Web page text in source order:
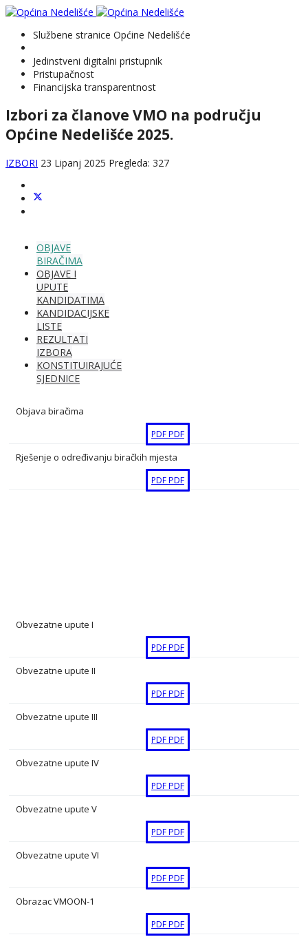
Službene stranice Općine Nedelišće
Jedinstveni digitalni pristupnik
Pristupačnost
Financijska transparentnost
Izbori za članove VMO na području
Općine Nedelišće 2025.
IZBORI 23 Lipanj 2025 Pregleda: 327
OBJAVE
BIRAČIMA
OBJAVE I
UPUTE
KANDIDATIMA
KANDIDACIJSKE
LISTE
REZULTATI
IZBORA
KONSTITUIRAJUĆE
SJEDNICE
Objava biračima
PDFPDF
Rješenje o određivanju biračkih mjesta
PDFPDF
Obvezatne upute I
PDFPDF
Obvezatne upute II
PDFPDF
Obvezatne upute III
PDFPDF
Obvezatne upute IV
PDFPDF
Obvezatne upute V
PDFPDF
Obvezatne upute VI
PDFPDF
Obrazac VMOON-1
PDFPDF